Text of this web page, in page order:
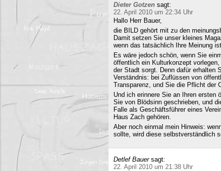
Dieter Gotzen sagt:
22. April 2010 um 22:34 Uhr
Hallo Herr Bauer,
die BILD gehört mit zu den
Damit setzen Sie unser kleines
wenn das tatsächlich Ihre Meinung
Es wäre jedoch schön, wenn Sie
öffentlich ein Kulturkonzept
der Stadt sorgt. Denn dafür erhalten
Verständnis: bei Zuflüssen von
Transparenz, und Sie die Pflicht der
Und ich erinnere Sie an Ihren ersten
Sie von Blödsinn geschrieben, und
Falle als Geschäftsführer eines
Haus Zach gehören.
Aber noch einmal mein Hinweis:
sollte, wird diese selbstverständlich
Detlef Bauer sagt:
22. April 2010 um 21:38 Uhr